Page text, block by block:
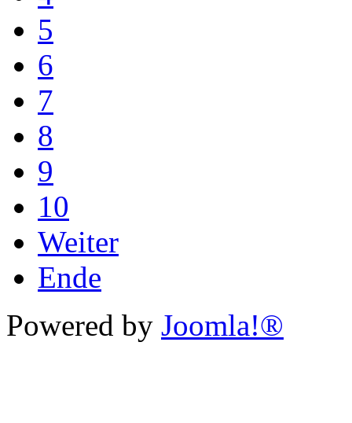
5
6
7
8
9
10
Weiter
Ende
Powered by Joomla!®